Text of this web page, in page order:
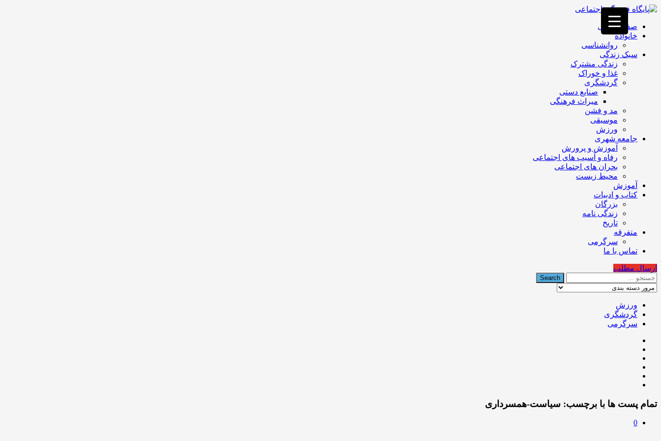
فصد
غرب
تهران
خشکشویی
تصفیه
تهران
صفحه اصلی
خانواده
روانشناسی
سبک زندگی
زندگی مشترک
غذا و خوراک
گردشگری
صنایع دستی
میراث فرهنگی
مد و فشن
موسیقی
ورزش
جامعه شهری
آموزش و پرورش
رفاه و آسیب های اجتماعی
بحران های اجتماعی
محیط زیست
آموزش
کتاب و ادبیات
بزرگان
زندگی نامه
تاریخ
متفرقه
سرگرمی
تماس با ما
ارسال مطلب
ورزش
گردشگری
سرگرمی
تمام پست ها با برچسب: سیاست-همسرداری
0